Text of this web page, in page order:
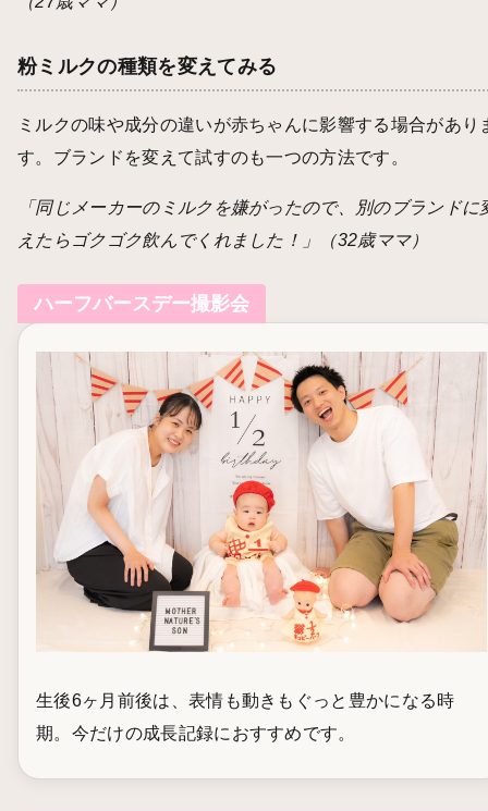
粉ミルクの種類を変えてみる
ミルクの味や成分の違いが赤ちゃんに影響する場合があり
す。ブランドを変えて試すのも一つの方法です。
「同じメーカーのミルクを嫌がったので、別のブランドに
えたらゴクゴク飲んでくれました！」（32歳ママ）
ハーフバースデー撮影会
生後6ヶ月前後は、表情も動きもぐっと豊かになる時
期。今だけの成長記録におすすめです。